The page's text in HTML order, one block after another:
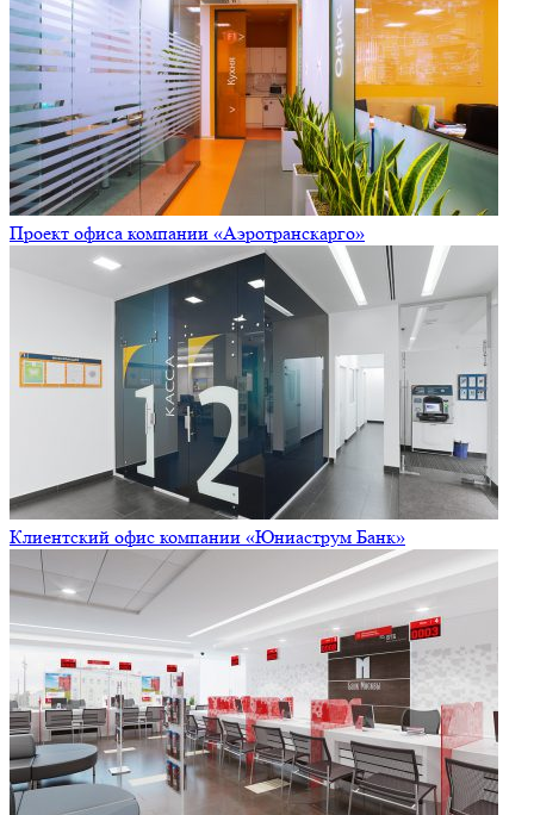
Проект офиса компании «Аэротранскарго»
Клиентский офис компании «Юниаструм Банк»